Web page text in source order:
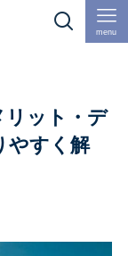
menu
リット・デ
やすく解